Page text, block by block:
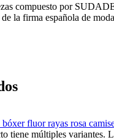
compuesto por
la firma española de
tiene múltiples variantes.